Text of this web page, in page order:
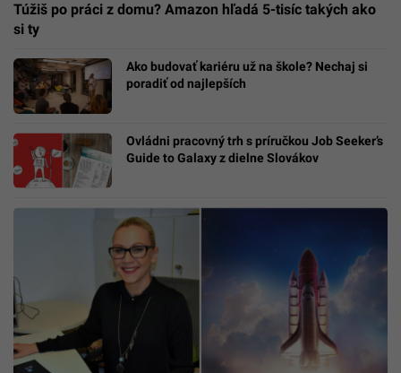
Túžiš po práci z domu? Amazon hľadá 5-tisíc takých ako
si ty
Ako budovať kariéru už na škole? Nechaj si
poradiť od najlepších
Ovládni pracovný trh s príručkou Job Seeker’s
Guide to Galaxy z dielne Slovákov